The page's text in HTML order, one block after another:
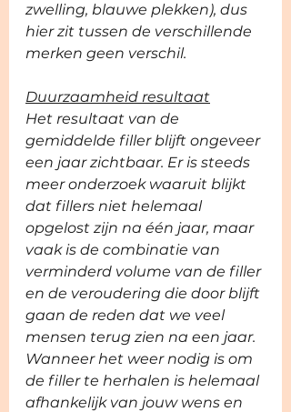
zwelling, blauwe plekken), dus
hier zit tussen de verschillende
merken geen verschil.
Duurzaamheid resultaat
Het resultaat van de
gemiddelde filler blijft ongeveer
een jaar zichtbaar. Er is steeds
meer onderzoek waaruit blijkt
dat fillers niet helemaal
opgelost zijn na één jaar, maar
vaak is de combinatie van
verminderd volume van de filler
en de veroudering die door blijft
gaan de reden dat we veel
mensen terug zien na een jaar.
Wanneer het weer nodig is om
de filler te herhalen is helemaal
afhankelijk van jouw wens en